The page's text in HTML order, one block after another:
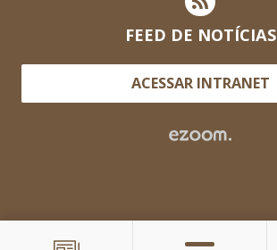
FEED DE NOTÍCIAS
ACESSAR INTRANET